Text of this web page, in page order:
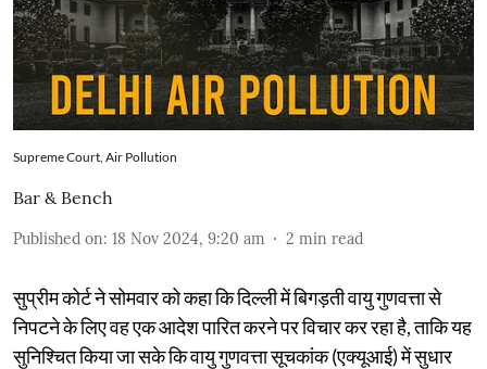
Supreme Court, Air Pollution
Bar & Bench
Published on: 18 Nov 2024, 9:20 am 2 min read
सुप्रीम कोर्ट ने सोमवार को कहा कि दिल्ली में बिगड़ती वायु गुणवत्ता से
निपटने के लिए वह एक आदेश पारित करने पर विचार कर रहा है, ताकि यह
सुनिश्चित किया जा सके कि वायु गुणवत्ता सूचकांक (एक्यूआई) में सुधार